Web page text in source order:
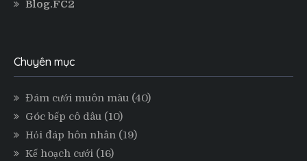
Blog.FC2
Chuyên mục
Đám cưới muôn màu (40)
Góc bếp cô dâu (10)
Hỏi đáp hôn nhân (19)
Kế hoạch cưới (16)